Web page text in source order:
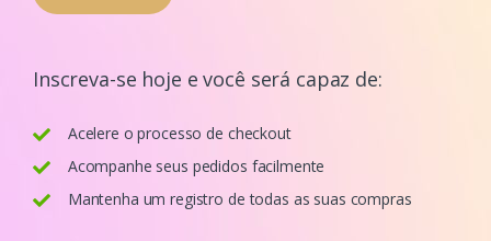
Inscreva-se hoje e você será capaz de:
Acelere o processo de checkout
Acompanhe seus pedidos facilmente
Mantenha um registro de todas as suas compras